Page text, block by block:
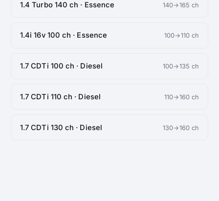
1.4 Turbo 140 ch · Essence 140→165 ch
1.4i 16v 100 ch · Essence 100→110 ch
1.7 CDTi 100 ch · Diesel 100→135 ch
1.7 CDTi 110 ch · Diesel 110→160 ch
1.7 CDTi 130 ch · Diesel 130→160 ch